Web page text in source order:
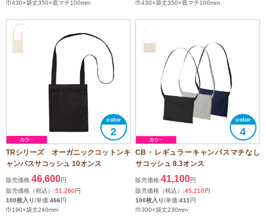
巾430×袋丈350×底マチ100mm
巾430×袋丈350×底マチ100mm
2
TRシリーズ オーガニックコットンキ
ャンバスサコッシュ 10オンス
販売価格:46,600円
販売価格（税込）:51,260円
100枚入り/単価:466円
巾190×袋丈240mm
4
CB・レギュラーキャンバスマチなし
サコッシュ 8.3オンス
販売価格:41,100円
販売価格（税込）:45,210円
100枚入り/単価:411 円
巾300×袋丈230mm